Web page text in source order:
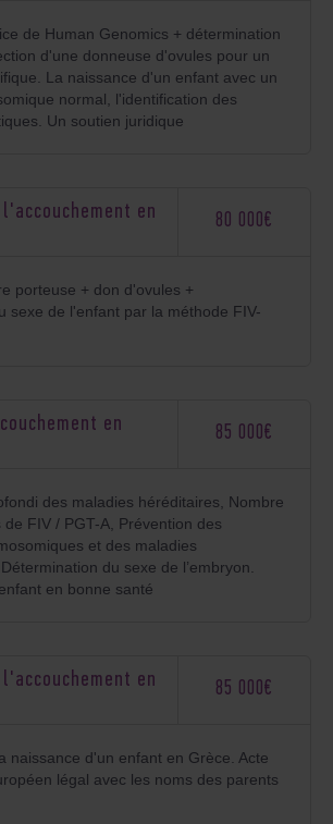
de Human Genomics + détermination
d'une donneuse d'ovules pour un
La naissance d'un enfant avec un
normal, l'identification des
Un soutien juridique
en
porteuse + don d'ovules +
sexe de l'enfant par la méthode FIV-
80 000€
en
des maladies héréditaires, Nombre
de FIV / PGT-A, Prévention des
et des maladies
du sexe de l’embryon.
en bonne santé
85 000€
en
naissance d'un enfant en Grèce. Acte
légal avec les noms des parents
85 000€